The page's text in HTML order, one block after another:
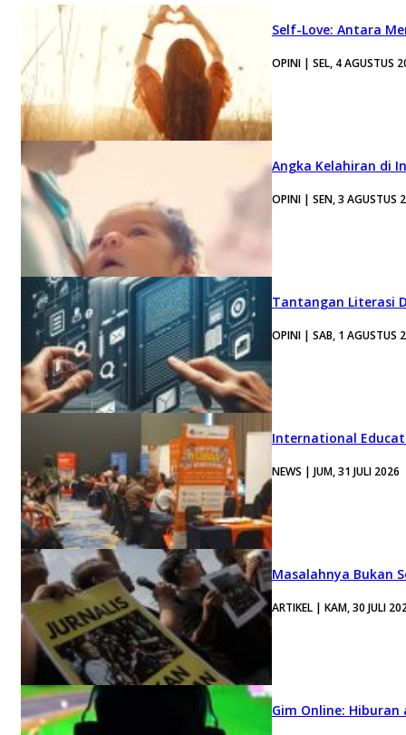
Self-Love: Antara
OPINI | SEL, 4 AGUSTUS
Angka Kelahiran di
OPINI | SEN, 3 AGUSTUS
Tantangan Literasi
OPINI | SAB, 1 AGUSTUS
International
NEWS | JUM, 31 JULI 2026
Masalahnya Bukan
ARTIKEL | KAM, 30 JULI
Gim Online: